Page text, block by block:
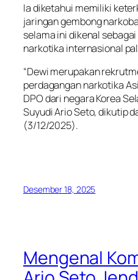
Ia diketahui memiliki
jaringan gembong
selama ini dikenal
narkotika internasional
“Dewi merupakan
perdagangan narkotika
DPO dari negara Korea
Suyudi Ario Seto, dikutip
(3/12/2025).
Desember 18, 2025
Mengenal